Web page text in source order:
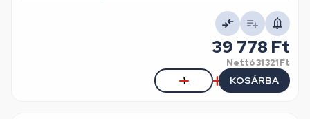
39 778 Ft
Nettó31 321 Ft
KOSÁRBA